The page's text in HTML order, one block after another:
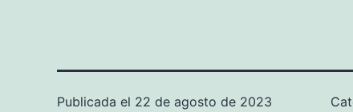
Publicada el 22 de agosto de 2023